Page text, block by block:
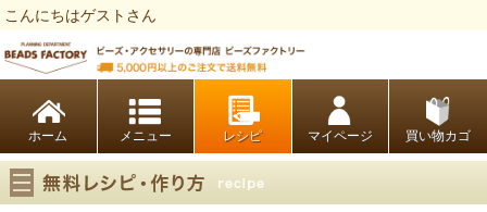
こんにちはゲストさん
ホーム レシピ マイページ 買い物カゴ